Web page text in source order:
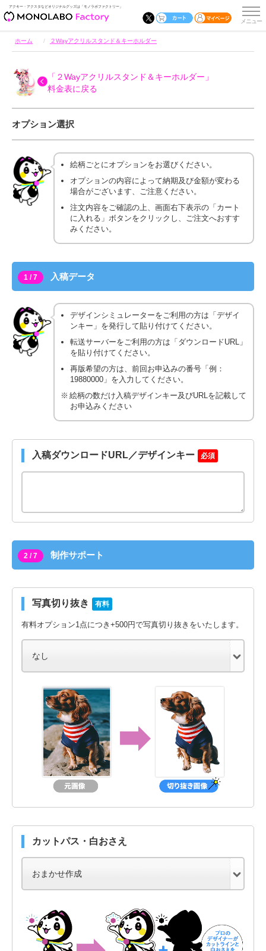
アクキー・アクスタなどオリジナルグッズは「モノラボファクトリー」
ホーム ２Wayアクリルスタンド＆キーホルダー
「２Wayアクリルスタンド＆キーホルダー」
料金表に戻る
オプション選択
絵柄ごとにオプションをお選びください。
オプションの内容によって納期及び金額が変わる
場合がございます、ご注意ください。
注文内容をご確認の上、画面右下表示の「カート
に入れる」ボタンをクリックし、ご注文へおすす
みください。
1 / 7 入稿データ
デザインシミュレーターをご利用の方は「デザイ
ンキー」を発行して貼り付けてください。
転送サーバーをご利用の方は「ダウンロードURL」
を貼り付けてください。
再版希望の方は、前回お申込みの番号「例：
19880000」を入力してください。
絵柄の数だけ入稿デザインキー及びURLを記載して
お申込みください
入稿ダウンロードURL／デザインキー 必須
2 / 7 制作サポート
写真切り抜き 有料
有料オプション1点につき+500円で写真切り抜きをいたします。
カットパス・白おさえ